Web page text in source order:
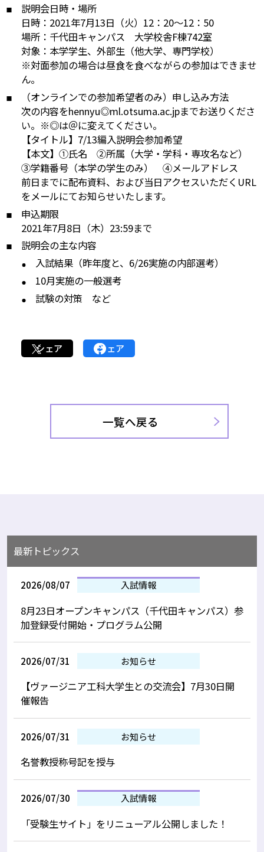
説明会日時・場所
日時：2021年7月13日（火）12：20～12：50
場所：千代田キャンパス 大学校舎F棟742室
対象：本学学生、外部生（他大学、専門学校）
※対面参加の場合は昼食を食べながらの参加はできませ
ん。
（オンラインでの参加希望者のみ）申し込み方法
次の内容をhennyu◎ml.otsuma.ac.jpまでお送りくださ
い。※◎は＠に変えてください。
【タイトル】7/13編入説明会参加希望
【本文】①氏名 ②所属（大学・学科・専攻名など）
③学籍番号（本学の学生のみ） ④メールアドレス
前日までに配布資料、および当日アクセスいただくURL
をメールにてお知らせいたします。
申込期限
2021年7月8日（木）23:59まで
説明会の主な内容
入試結果（昨年度と、6/26実施の内部選考）
10月実施の一般選考
試験の対策 など
シェア シェア
一覧へ戻る
最新トピックス
2026/08/07 入試情報
8月23日オープンキャンパス（千代田キャンパス）参
加登録受付開始・プログラム公開
2026/07/31 お知らせ
【ヴァージニア工科大学生との交流会】7月30日開
催報告
2026/07/31 お知らせ
名誉教授称号記を授与
2026/07/30 入試情報
「受験生サイト」をリニューアル公開しました！